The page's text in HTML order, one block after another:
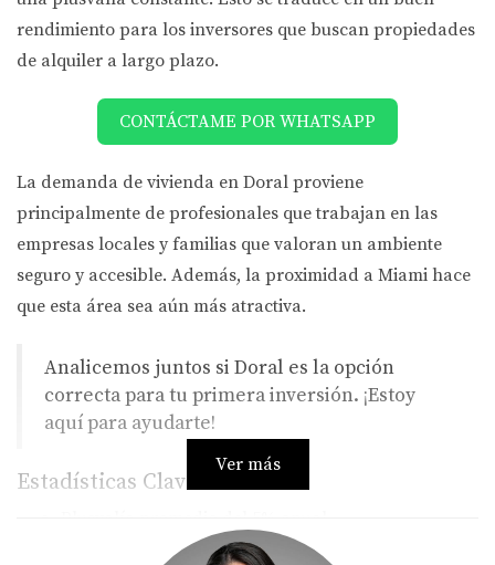
rendimiento para los inversores que buscan propiedades
de alquiler a largo plazo.
CONTÁCTAME POR WHATSAPP
La demanda de vivienda en Doral proviene
principalmente de profesionales que trabajan en las
empresas locales y familias que valoran un ambiente
seguro y accesible. Además, la proximidad a Miami hace
que esta área sea aún más atractiva.
Analicemos juntos si Doral es la opción
correcta para tu primera inversión. ¡Estoy
aquí para ayudarte!
Estadísticas Clave de Doral
Tasa de ocupación de propiedades superiores al
Ver más